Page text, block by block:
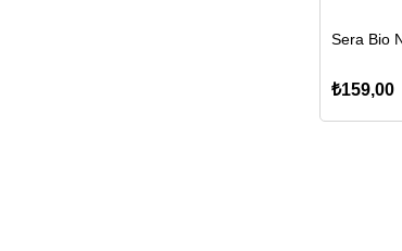
Sera Bio
₺159,00